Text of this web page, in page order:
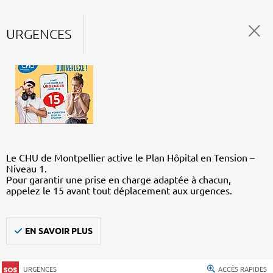
URGENCES
Le CHU de Montpellier active le Plan Hôpital en Tension –
Niveau 1.
Pour garantir une prise en charge adaptée à chacun,
appelez le 15 avant tout déplacement aux urgences.
EN SAVOIR PLUS
URGENCES ACCÈS RAPIDES